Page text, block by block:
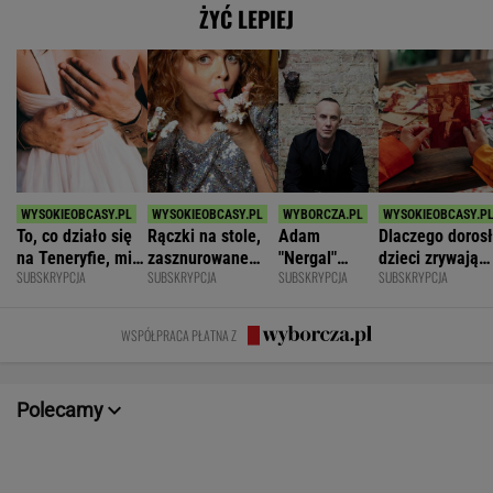
ŻYĆ LEPIEJ
To, co działo się
na Teneryfie, mi
się należało. Nie
SUBSKRYPCJA
Rączki na stole,
zasznurowane
usta. Byłam
dużej dyscyplinie
SUBSKRYPCJA
Adam
"Nergal"
Darski: Ja
terapię, a
większość
SUBSKRYPCJA
Dlaczego
dzieci zrywają
kontakt z
SUBSKRYPCJA
WSPÓŁPRACA PŁATNA Z
Polecamy